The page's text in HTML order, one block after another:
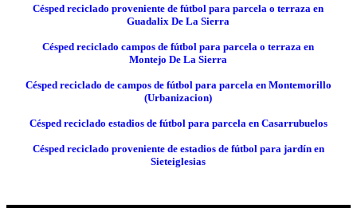
Césped reciclado proveniente de fútbol para parcela o terraza en
Guadalix De La Sierra
Césped reciclado campos de fútbol para parcela o terraza en
Montejo De La Sierra
Césped reciclado de campos de fútbol para parcela en Montemorillo
(Urbanizacion)
Césped reciclado estadios de fútbol para parcela en Casarrubuelos
Césped reciclado proveniente de estadios de fútbol para jardín en
Sieteiglesias